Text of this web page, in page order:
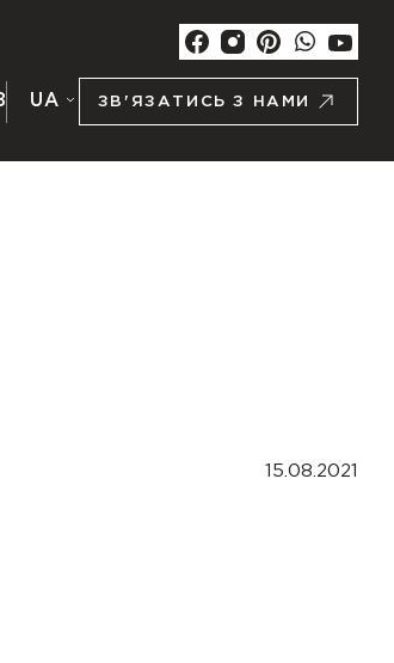
UA ЗВ'ЯЗАТИСЬ З НАМИ
15.08.2021